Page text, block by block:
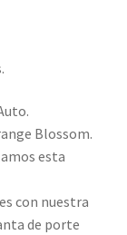
Blossom.
esta
con nuestra
de porte